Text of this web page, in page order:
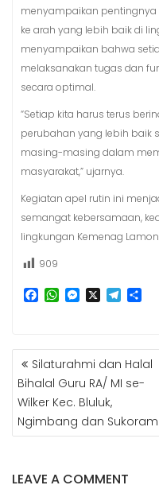
menyampaikan
ke arah yang lebih baik di
menyampaikan bahwa
melaksanakan tugas dan
secara optimal.
“Setiap kita harus terus
perubahan yang lebih baik
masing-masing dalam
masyarakat,” ujarnya.
Kegiatan apel rutin ini
semangat kebersamaan,
lingkungan Kemenag
909
b
o
o
W
s
A
p
M
e
n
g
e
r
X T
g
a
e
NAVIGASI
POSSilaturahmi dan Halal
Bihalal Guru RA/ MI se-
Wilker Kec. Bluluk,
Ngimbang dan
LEAVE A COMMENT